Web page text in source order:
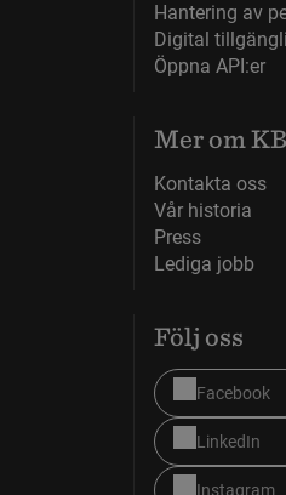
Hantering av
Digital
Öppna API:er
Mer om KB
Kontakta oss
Vår historia
Press
Lediga jobb
Följ oss
Facebook
LinkedIn
Instagram